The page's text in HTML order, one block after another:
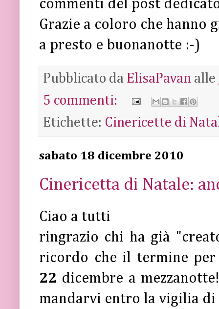
commenti del post
Grazie a coloro che
a presto e buonanotte :-)
Pubblicato da ElisaPavan alle
5 commenti:
Etichette: Cinericette di
sabato 18 dicembre 2010
Cinericetta di Natale:
Ciao a tutti
ringrazio chi ha già
ricordo che il termine
22 dicembre a
mandarvi entro la vigilia di